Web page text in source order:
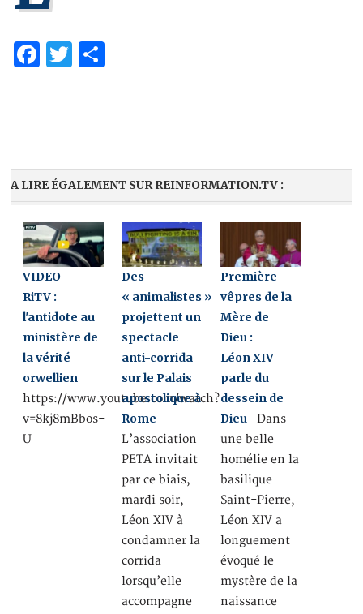
Facebook
Twitter
A LIRE ÉGALEMENT SUR REINFORMATION.TV :
VIDEO -
RiTV :
l'antidote au
ministère de
la vérité
orwellien
https://www.youtube.com/watch?
v=8kj8mBbos-
U
Des
« animalistes »
projettent un
spectacle
anti-corrida
sur le Palais
apostolique à
Rome
L’association
PETA invitait
par ce biais,
mardi soir,
Léon XIV à
condamner la
corrida
lorsqu’elle
accompagne
Première
vêpres de la
Mère de
Dieu :
Léon XIV
parle du
dessein de
Dieu Dans
une belle
homélie en la
basilique
Saint-Pierre,
Léon XIV a
longuement
évoqué le
mystère de la
naissance